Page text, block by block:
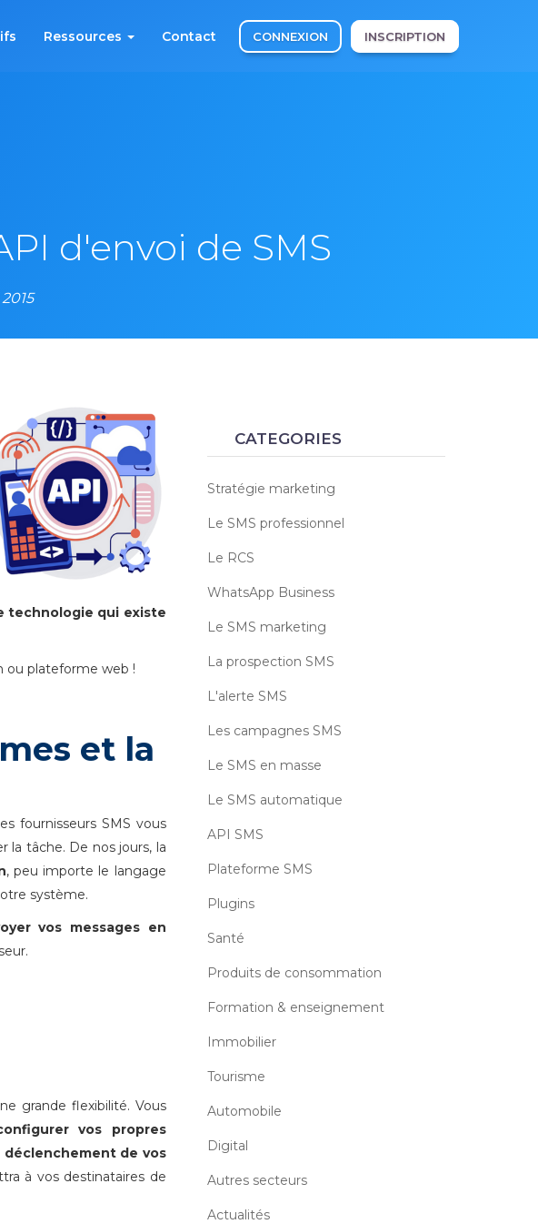
Ressources Contact CONNEXION INSCRIPTION
d'envoi de SMS
technologie qui existe
ou plateforme web !
et la
fournisseurs SMS vous
tâche. De nos jours, la
, peu importe le langage
système.
vos messages en
grande flexibilité. Vous
vos propres
de vos
à vos destinataires de
CATEGORIES
Stratégie marketing
Le SMS professionnel
Le RCS
WhatsApp Business
Le SMS marketing
La prospection SMS
L'alerte SMS
Les campagnes SMS
Le SMS en masse
Le SMS automatique
API SMS
Plateforme SMS
Plugins
Santé
Produits de consommation
Formation & enseignement
Immobilier
Tourisme
Automobile
Digital
Autres secteurs
Actualités